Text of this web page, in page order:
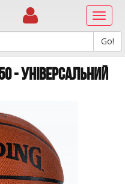
- УНІВЕРСАЛЬНИЙ